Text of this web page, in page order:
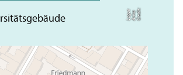
C
r
e
dit:
A
n
n
aL
o
g
u
e